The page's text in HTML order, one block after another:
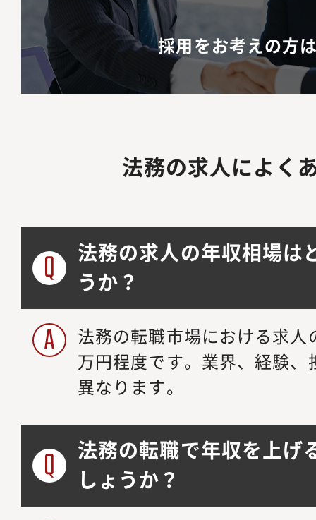
採用をお考えの方
法務の求人によく
法務の求人の年収相場は
うか？
法務の転職市場における求
万円程度です。業界、経験
異なります。
法務の転職で年収を上げ
しょうか？